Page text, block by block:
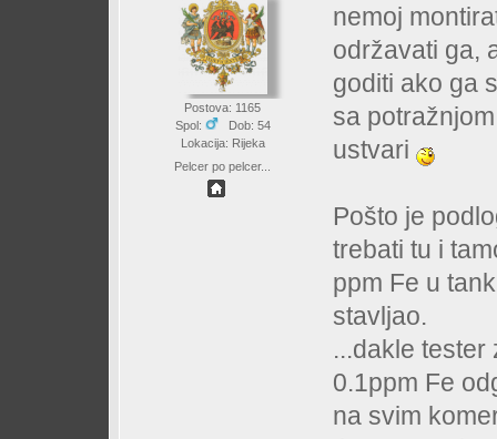
Postova: 1165
Spol:
Dob: 54
Lokacija: Rijeka
Pelcer po pelcer...
nemoj
održavati ga,
goditi ako ga
sa
ustvari
Pošto je
trebati tu i
ppm Fe u
stavljao.
...dakle
0.1ppm Fe
na svim